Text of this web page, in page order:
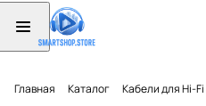
Главная Каталог Кабели для Hi-Fi